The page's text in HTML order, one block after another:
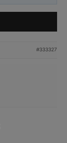
#333327